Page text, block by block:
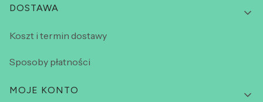
DOSTAWA
Koszt i termin dostawy
Sposoby płatności
MOJE KONTO